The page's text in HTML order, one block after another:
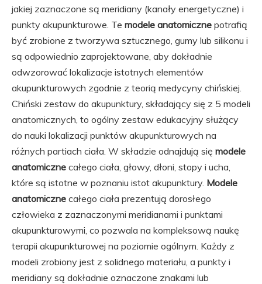
jakiej zaznaczone są meridiany (kanały energetyczne) i
punkty akupunkturowe. Te modele anatomiczne potrafią
być zrobione z tworzywa sztucznego, gumy lub silikonu i
są odpowiednio zaprojektowane, aby dokładnie
odwzorować lokalizacje istotnych elementów
akupunkturowych zgodnie z teorią medycyny chińskiej.
Chiński zestaw do akupunktury, składający się z 5 modeli
anatomicznych, to ogólny zestaw edukacyjny służący
do nauki lokalizacji punktów akupunkturowych na
różnych partiach ciała. W składzie odnajdują się modele
anatomiczne całego ciała, głowy, dłoni, stopy i ucha,
które są istotne w poznaniu istot akupunktury. Modele
anatomiczne całego ciała prezentują dorosłego
człowieka z zaznaczonymi meridianami i punktami
akupunkturowymi, co pozwala na kompleksową naukę
terapii akupunkturowej na poziomie ogólnym. Każdy z
modeli zrobiony jest z solidnego materiału, a punkty i
meridiany są dokładnie oznaczone znakami lub